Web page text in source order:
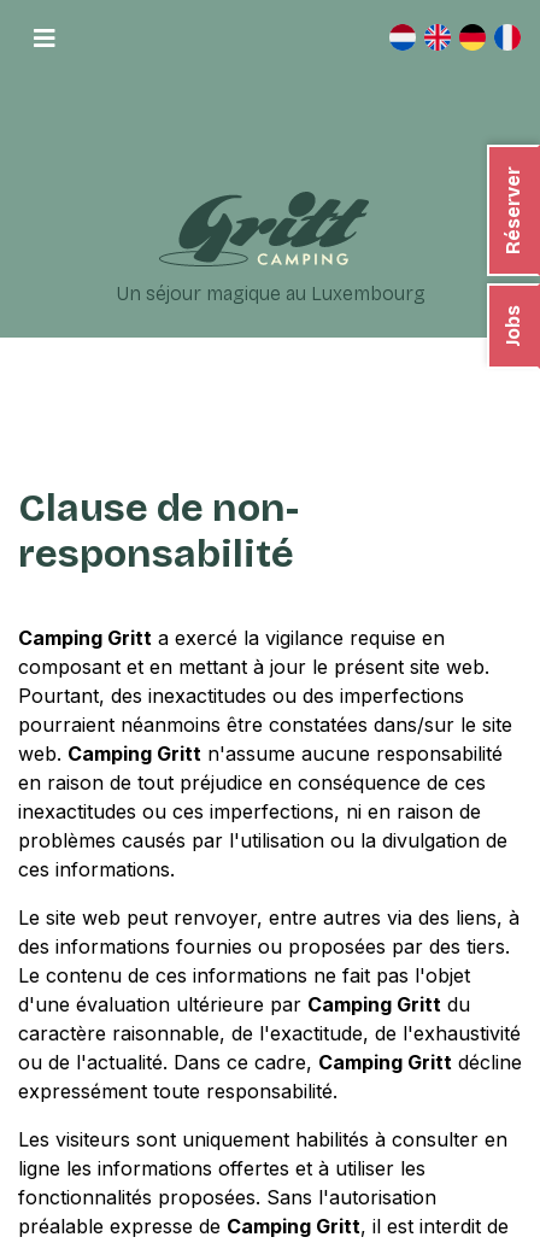
Un séjour magique au Luxembourg
Réserver
Jobs
Clause de non-
responsabilité
Camping Gritt a exercé la vigilance requise en
composant et en mettant à jour le présent site web.
Pourtant, des inexactitudes ou des imperfections
pourraient néanmoins être constatées dans/sur le site
web. Camping Gritt n'assume aucune responsabilité
en raison de tout préjudice en conséquence de ces
inexactitudes ou ces imperfections, ni en raison de
problèmes causés par l'utilisation ou la divulgation de
ces informations.
Le site web peut renvoyer, entre autres via des liens, à
des informations fournies ou proposées par des tiers.
Le contenu de ces informations ne fait pas l'objet
d'une évaluation ultérieure par Camping Gritt du
caractère raisonnable, de l'exactitude, de l'exhaustivité
ou de l'actualité. Dans ce cadre, Camping Gritt décline
expressément toute responsabilité.
Les visiteurs sont uniquement habilités à consulter en
ligne les informations offertes et à utiliser les
fonctionnalités proposées. Sans l'autorisation
préalable expresse de Camping Gritt, il est interdit de